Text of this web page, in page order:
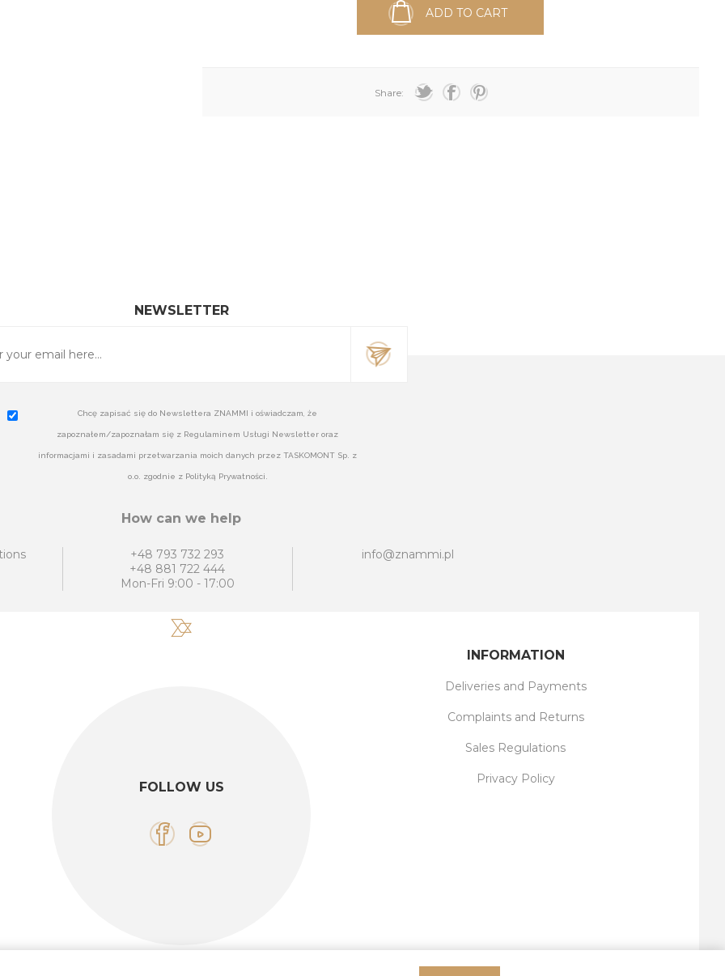
ADD TO CART
Share:
NEWSLETTER
Chcę zapisać się do Newslettera ZNAMMI i oświadczam, że
zapoznałem/zapoznałam się z Regulaminem Usługi Newsletter oraz
informacjami i zasadami przetwarzania moich danych przez TASKOMONT Sp. z
o.o. zgodnie z Polityką Prywatności.
How can we help
+48 793 732 293
+48 881 722 444
Mon-Fri 9:00 - 17:00
info@znammi.pl
FOLLOW US
INFORMATION
Deliveries and Payments
Complaints and Returns
Sales Regulations
Privacy Policy